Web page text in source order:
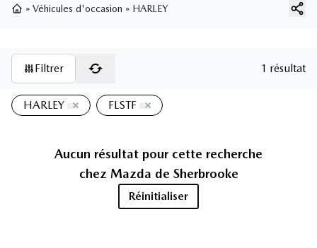
» Véhicules d'occasion » HARLEY
Filtrer 1 résultat
HARLEY FLSTF
Aucun résultat pour cette recherche
chez Mazda de Sherbrooke
Réinitialiser